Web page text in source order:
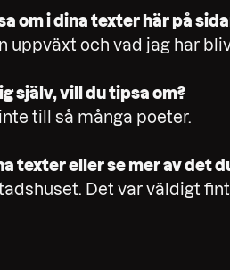
om i dina texter här på
uppväxt och vad jag har
själv, vill du tipsa om?
till så många poeter.
texter eller se mer av det
Det var väldigt